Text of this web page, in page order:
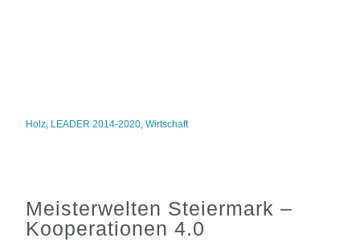
Holz, LEADER 2014-2020,Wirtschaft
Meisterwelten Steiermark –
Kooperationen 4.0